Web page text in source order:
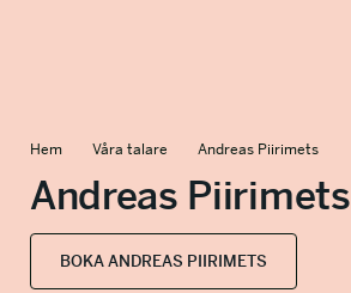
Hem Våra talare Andreas Piirimets
Andreas Piirimets
BOKA ANDREAS PIIRIMETS